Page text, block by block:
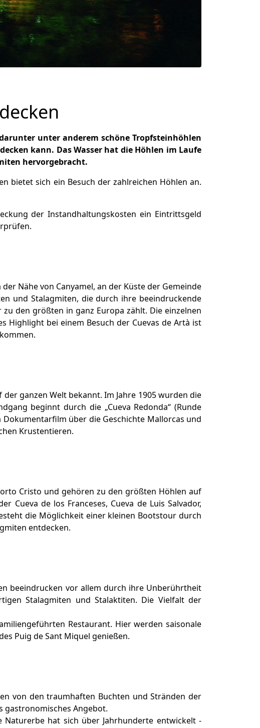
unter anderem schöne Tropfsteinhöhlen
kann. Das Wasser hat die Höhlen im Laufe
hervorgebracht.
bietet sich ein Besuch der zahlreichen Höhlen an.
der Instandhaltungskosten ein Eintrittsgeld
Nähe von Canyamel, an der Küste der Gemeinde
und Stalagmiten, die durch ihre beeindruckende
den größten in ganz Europa zählt. Die einzelnen
Highlight bei einem Besuch der Cuevas de Artà ist
ganzen Welt bekannt. Im Jahre 1905 wurden die
beginnt durch die „Cueva Redonda“ (Runde
über die Geschichte Mallorcas und
Krustentieren.
Cristo und gehören zu den größten Höhlen auf
Cueva de los Franceses, Cueva de Luis Salvador,
die Möglichkeit einer kleinen Bootstour durch
entdecken.
beeindrucken vor allem durch ihre Unberührtheit
Stalagmiten und Stalaktiten. Die Vielfalt der
Restaurant. Hier werden saisonale
Puig de Sant Miquel genießen.
von den traumhaften Buchten und Stränden der
gastronomisches Angebot.
Naturerbe hat sich über Jahrhunderte entwickelt -